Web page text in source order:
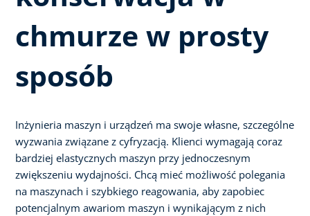
chmurze w prosty
sposób
Inżynieria maszyn i urządzeń ma swoje własne, szczególne
wyzwania związane z cyfryzacją. Klienci wymagają coraz
bardziej elastycznych maszyn przy jednoczesnym
zwiększeniu wydajności. Chcą mieć możliwość polegania
na maszynach i szybkiego reagowania, aby zapobiec
potencjalnym awariom maszyn i wynikającym z nich